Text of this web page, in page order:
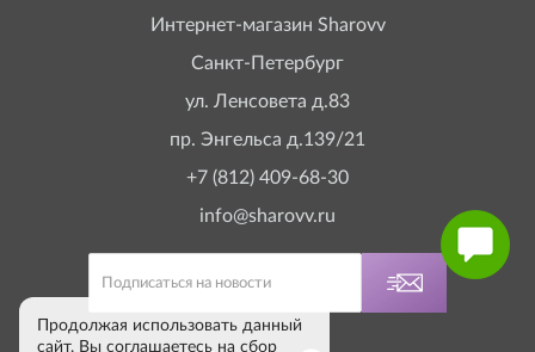
Интернет-магазин Sharovv
Санкт-Петербург
ул. Ленсовета д.83
пр. Энгельса д.139/21
+7 (812) 409-68-30
info@sharovv.ru
Продолжая использовать данный
сайт, Вы соглашаетесь на сбор